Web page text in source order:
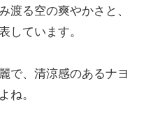
渡る空の爽やかさと、
しています。
で、清涼感のあるナヨ
ね。